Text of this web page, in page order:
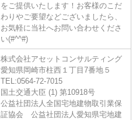
をご提供いたします！お客様のこだ
わりやご要望などございましたら、
お気軽に当社へお問い合わせくださ
い(#^^#)
株式会社アセットコンサルティング
愛知県岡崎市柱西１丁目7番地５
TEL:0564-72-7015
国土交通大臣 (1) 第10918号
公益社団法人全国宅地建物取引業保
証協会 公益社団法人愛知県宅地建